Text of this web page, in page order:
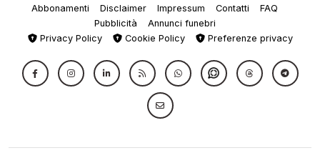
Abbonamenti Disclaimer Impressum Contatti
FAQ
Pubblicità
Annunci funebri
Privacy Policy
Cookie Policy Preferenze privacy